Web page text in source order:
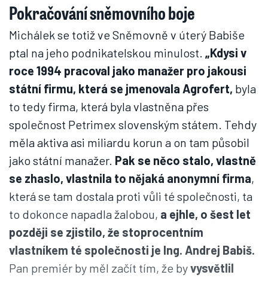
Pokračování sněmovního boje
Michálek se totiž ve Sněmovně v úterý Babiše
ptal na jeho podnikatelskou minulost. „Kdysi v
roce 1994 pracoval jako manažer pro jakousi
státní firmu, která se jmenovala Agrofert, byla
to tedy firma, která byla vlastněna přes
společnost Petrimex slovenským státem. Tehdy
měla aktiva asi miliardu korun a on tam působil
jako státní manažer. Pak se něco stalo, vlastně
se zhaslo, vlastnila to nějaká anonymní firma,
která se tam dostala proti vůli té společnosti, ta
to dokonce napadla žalobou, a ejhle, o šest let
později se zjistilo, že stoprocentním
vlastníkem té společnosti je Ing. Andrej Babiš.
Pan premiér by měl začít tím, že byvysvětlil